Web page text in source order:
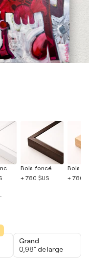
Bois foncé
+ 780 $US
Bois
+ 780
Grand
0,98" de large